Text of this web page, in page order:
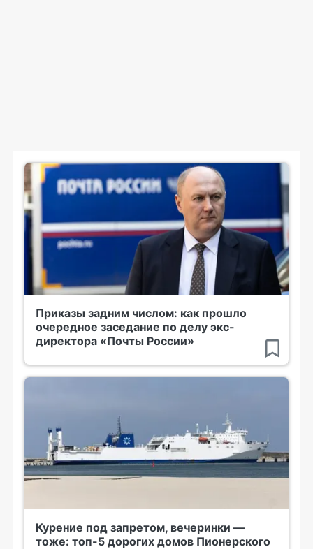
Приказы задним числом: как прошло
очередное заседание по делу экс-
директора «Почты России»
Курение под запретом, вечеринки —
тоже: топ-5 дорогих домов Пионерского